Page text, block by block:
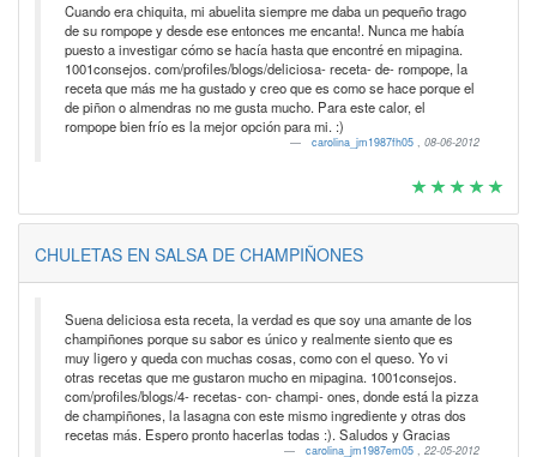
Cuando era chiquita, mi abuelita siempre me daba un pequeño trago
de su rompope y desde ese entonces me encanta!. Nunca me había
puesto a investigar cómo se hacía hasta que encontré en mipagina.
1001consejos. com/profiles/blogs/deliciosa- receta- de- rompope, la
receta que más me ha gustado y creo que es como se hace porque el
de piñon o almendras no me gusta mucho. Para este calor, el
rompope bien frío es la mejor opción para mi. :)
carolina_jm1987fh05 , 08-06-2012
CHULETAS EN SALSA DE CHAMPIÑONES
Suena deliciosa esta receta, la verdad es que soy una amante de los
champiñones porque su sabor es único y realmente siento que es
muy ligero y queda con muchas cosas, como con el queso. Yo vi
otras recetas que me gustaron mucho en mipagina. 1001consejos.
com/profiles/blogs/4- recetas- con- champi- ones, donde está la pizza
de champiñones, la lasagna con este mismo ingrediente y otras dos
recetas más. Espero pronto hacerlas todas :). Saludos y Gracias
carolina_jm1987em05 , 22-05-2012